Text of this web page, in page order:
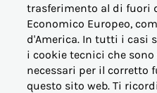
ALTRE ESIGENZE
PER I NOSTRI CLIENTI
trasferimento al di fuori
Economico Europeo,
d'America. In tutti i casi
i cookie tecnici che
necessari per il corretto
questo sito web. Ti